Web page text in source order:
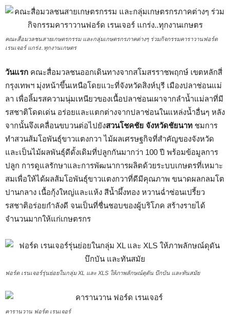
คณะสื่อมวลชนสายเกษตรกรรม และกลุ่มเกษตรกรภาคต่างๆ ร่วมกิจกรรมคาราวานฟอร์ด
เรนเจอร์ แกร่ง..ทุกงานเกษตร
วันแรก คณะสื่อมวลชนออกเดินทางจากสโมสรราชพฤกษ์ เขตหลักสี่
กรุงเทพฯ มุ่งหน้าขึ้นเหนือโดยแวะที่จังหวัดสิงห์บุรี เมืองปลาช่อนแม่
ลา เพื่อลิ้มรสความนุ่มเหนียวของเนื้อปลาช่อนเผาจากลำน้ำแม่ลาที่มี
รสชาติโดดเด่น อร่อยและแตกต่างจากปลาช่อนในแหล่งน้ำอื่นๆ หลัง
จากนั้นจึงเคลื่อนขบวนต่อไปยังสวนโชคชัย จังหวัดชัยนาท ชมการ
ทำสวนส้มโอพันธุ์ขาวแตงกวา ไม้ผลเศรษฐกิจที่สำคัญของจังหวัด
และเป็นไม้ผลพันธุ์ดีดั้งเดิมที่ปลูกกันมากว่า 100 ปี พร้อมข้อมูลการ
ปลูก การดูแลรักษาและการพัฒนาการผลิตด้วยระบบเกษตรที่เหมาะ
สมเพื่อให้ได้ผลส้มโอพันธุ์ขาวแตงกวาที่ดีมีคุณภาพ ขนาดผลกลมโต
ปานกลาง เนื้อกุ้งใหญ่และแห้ง สีน้ำผึ้งทอง หวานฉ่ำซ่อนเปรี้ยว
รสชาติอร่อยกำลังดี จนเป็นที่ชื่นชอบของผู้บริโภค สร้างรายได้
จำนวนมากให้แก่เกษตรกร
ฟอร์ด เรนเจอร์รุ่นย่อยในกลุ่ม XL และ XLS ให้ภาพลักษณ์ดุดัน บึกบัน และทันสมัย
คารานวาน ฟอร์ด เรนเจอร์